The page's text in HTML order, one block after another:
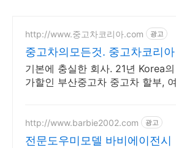
http://www.중고차코리아.com 광고
중고차의모든것. 중고차코리
안전한 차량구매
기본에 충실한 회사. 21년 Korea
가할인 부산중고차 중고차 할부,
http://www.barbie2002.com 광고
전문도우미모델 바비에이전시